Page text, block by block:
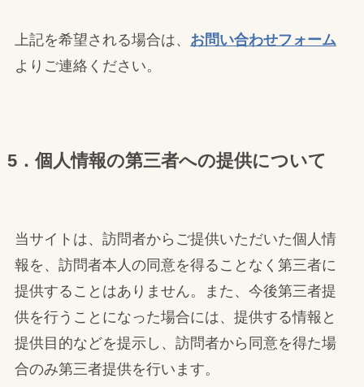
上記を希望される場合は、 お問い合わせフォーム
よりご連絡ください。
5．個人情報の第三者への提供について
当サイトは、訪問者からご提供いただいた個人情
報を、訪問者本人の同意を得ることなく第三者に
提供することはありません。また、今後第三者提
供を行うことになった場合には、提供する情報と
提供目的などを提示し、訪問者から同意を得た場
合のみ第三者提供を行います。